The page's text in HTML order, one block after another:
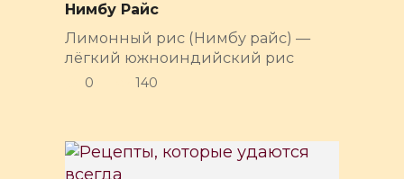
Нимбу Райс
Лимонный рис (Нимбу райс) —
лёгкий южноиндийский рис
0 140